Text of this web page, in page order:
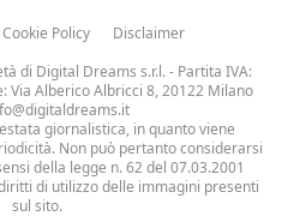
Cookie Policy
Disclaimer
di Digital Dreams s.r.l.- Partita IVA:
Via Alberico Albricci 8, 20122 Milano
giornalistica, in quanto viene
Non può pertanto considerarsi
della legge n. 62 del 07.03.2001
di utilizzo delle immagini presenti
sul sito.